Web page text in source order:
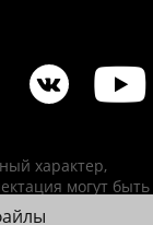
характер,
могут быть